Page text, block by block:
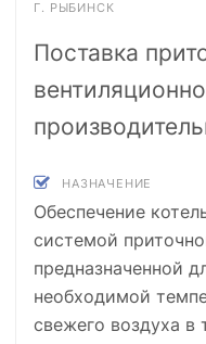
Г. РЫБИНСК
Поставка
НАЗНАЧЕНИЕ
Обеспечение
системой
предназначенной
необходимой
свежего воздуха в